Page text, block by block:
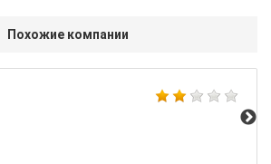
Похожие компании